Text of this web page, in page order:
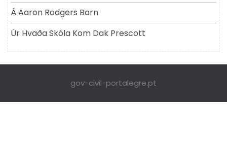
Á Aaron Rodgers Barn
Úr Hvaða Skóla Kom Dak Prescott
gov-civil-portalegre.pt